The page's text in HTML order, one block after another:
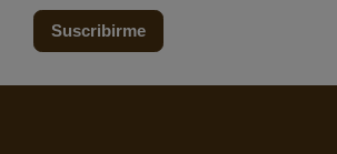
Suscribirme